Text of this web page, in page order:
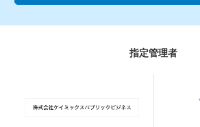
指定管理者